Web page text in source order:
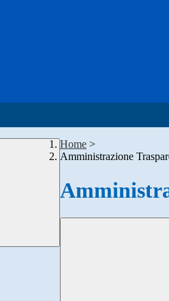
Home >
Amministrazione